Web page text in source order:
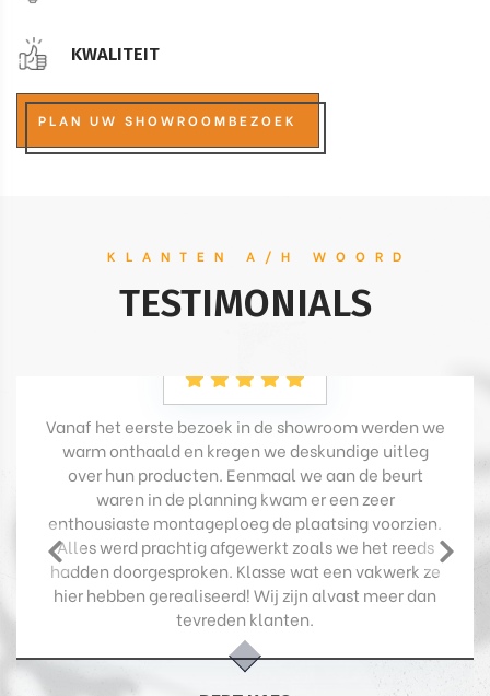
KWALITEIT
PLAN UW SHOWROOMBEZOEK
KLANTEN A/H WOORD
TESTIMONIALS
Vanaf het eerste bezoek in de showroom werden we
warm onthaald en kregen we deskundige uitleg
over hun producten. Eenmaal we aan de beurt
waren in de planning kwam er een zeer
enthousiaste montageploeg de plaatsing voorzien.
Alles werd prachtig afgewerkt zoals we het reeds
hadden doorgesproken. Klasse wat een vakwerk ze
hier hebben gerealiseerd! Wij zijn alvast meer dan
tevreden klanten.